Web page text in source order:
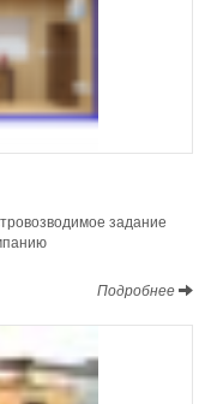
задание
Подробнее